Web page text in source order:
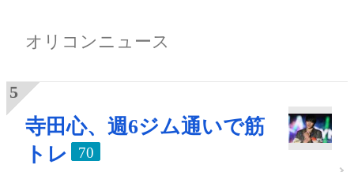
オリコンニュース
寺田心、週6ジム通いで筋
トレ
70